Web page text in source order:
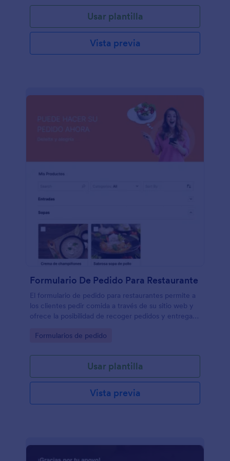
Usar plantilla
Vista previa
Formulario De Pedido Para Restaurante
El formulario de pedido para restaurantes permite a
los clientes pedir comida a través de su sitio web y
ofrece la posibilidad de recoger pedidos y entregas
Go to Category:
Formularios de pedido
Usar plantilla
Vista previa